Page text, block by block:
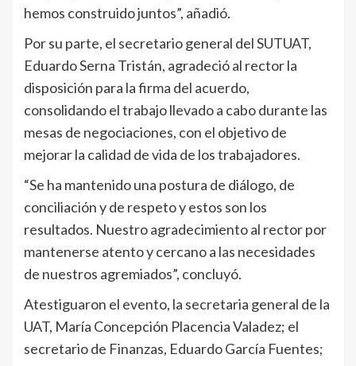
hemos construido juntos”, añadió.
Por su parte, el secretario general del SUTUAT,
Eduardo Serna Tristán, agradeció al rector la
disposición para la firma del acuerdo,
consolidando el trabajo llevado a cabo durante las
mesas de negociaciones, con el objetivo de
mejorar la calidad de vida de los trabajadores.
“Se ha mantenido una postura de diálogo, de
conciliación y de respeto y estos son los
resultados. Nuestro agradecimiento al rector por
mantenerse atento y cercano a las necesidades
de nuestros agremiados”, concluyó.
Atestiguaron el evento, la secretaria general de la
UAT, María Concepción Placencia Valadez; el
secretario de Finanzas, Eduardo García Fuentes;